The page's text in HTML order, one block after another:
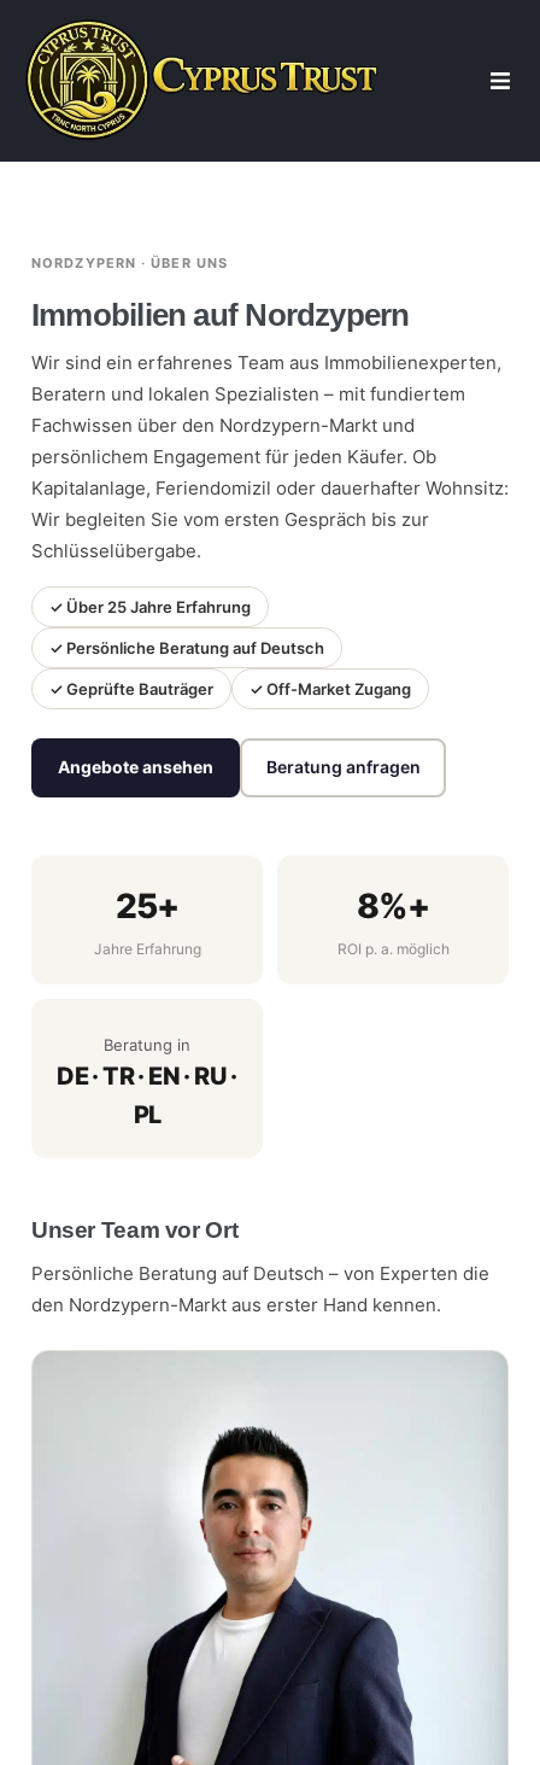
Beratung
Immobilien
Wohnung Nordzypern
Kontakt
NORDZYPERN · ÜBER UNS
Immobilien auf Nordzypern
Wir sind ein erfahrenes Team aus Immobilienexperten,
Beratern und lokalen Spezialisten – mit fundiertem
Fachwissen über den Nordzypern-Markt und
persönlichem Engagement für jeden Käufer. Ob
Kapitalanlage, Feriendomizil oder dauerhafter Wohnsitz:
Wir begleiten Sie vom ersten Gespräch bis zur
Schlüsselübergabe.
✓ Über 25 Jahre Erfahrung
✓ Persönliche Beratung auf Deutsch
✓ Geprüfte Bauträger ✓ Off-Market Zugang
Angebote ansehen Beratung anfragen
25+
Jahre Erfahrung
8%+
ROI p. a. möglich
Beratung in
DE · TR · EN · RU ·
PL
Unser Team vor Ort
Persönliche Beratung auf Deutsch – von Experten die
den Nordzypern-Markt aus erster Hand kennen.